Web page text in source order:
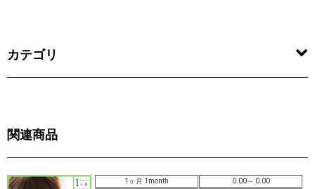
カテゴリ
関連商品
1ヶ月 1month
0.00～ 0.00